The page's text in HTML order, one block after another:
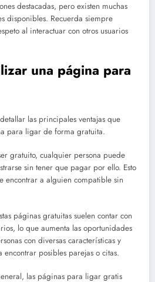
destacadas, pero existen muchas
disponibles. Recuerda siempre
al interactuar con otros usuarios
una página para
las principales ventajas que
para ligar de forma gratuita.
gratuito, cualquier persona puede
sin tener que pagar por ello. Esto
encontrar a alguien compatible sin
páginas gratuitas suelen contar con
lo que aumenta las oportunidades
con diversas características y
posibles parejas o citas.
las páginas para ligar gratis